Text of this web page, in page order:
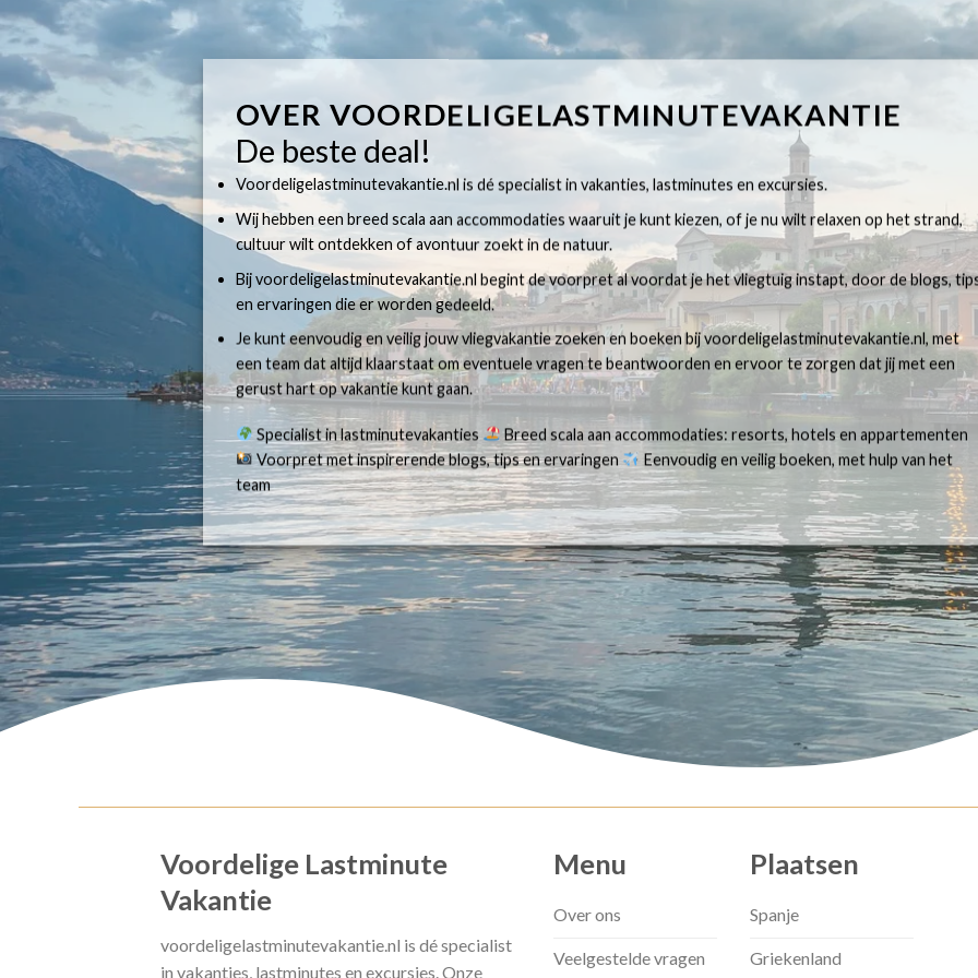
OVER VOORDELIGELASTMINUTEVAKANTIE
De beste deal!
Voordeligelastminutevakantie.nl is dé specialist in vakanties, lastminutes en excursies.
Wij hebben een breed scala aan accommodaties waaruit je kunt kiezen, of je nu wilt relaxen op het strand,
cultuur wilt ontdekken of avontuur zoekt in de natuur.
Bij voordeligelastminutevakantie.nl begint de voorpret al voordat je het vliegtuig instapt, door de blogs,
en ervaringen die er worden gedeeld.
Je kunt eenvoudig en veilig jouw vliegvakantie zoeken en boeken bij voordeligelastminutevakantie.nl, met
een team dat altijd klaarstaat om eventuele vragen te beantwoorden en ervoor te zorgen dat jij met een
gerust hart op vakantie kunt gaan.
Specialist in lastminutevakanties
Breed scala aan accommodaties: resorts, hotels en appartementen
Voorpret met inspirerende blogs, tips en ervaringen
Eenvoudig en veilig boeken, met hulp van het
team
Voordelige Lastminute
Vakantie
voordeligelastminutevakantie.nl is dé specialist
in vakanties, lastminutes en excursies. Onze
Menu
Over ons
Veelgestelde vragen
Plaatsen
Spanje
Griekenland